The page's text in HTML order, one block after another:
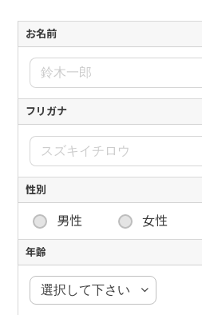
お名前
フリガナ
性別
男性 女性
年齢